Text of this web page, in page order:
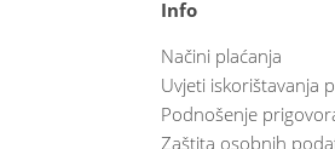
Info
Načini plaćanja
Uvjeti iskorištavanja
Podnošenje
Zaštita osobnih